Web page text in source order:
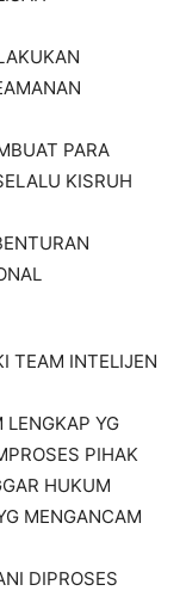
PARA
KISRUH
TEAM INTELIJEN
LENGKAP YG
PIHAK
HUKUM
MENGANCAM
DIPROSES